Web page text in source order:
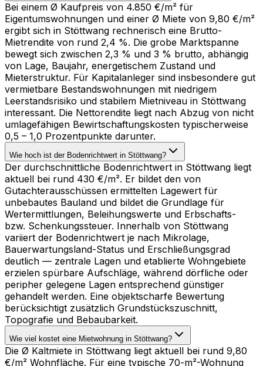
Bei einem Ø Kaufpreis von 4.850 €/m² für
Eigentumswohnungen und einer Ø Miete von 9,80 €/m²
ergibt sich in Stöttwang rechnerisch eine Brutto-
Mietrendite von rund 2,4 %. Die grobe Marktspanne
bewegt sich zwischen 2,3 % und 3 % brutto, abhängig
von Lage, Baujahr, energetischem Zustand und
Mieterstruktur. Für Kapitalanleger sind insbesondere gut
vermietbare Bestandswohnungen mit niedrigem
Leerstandsrisiko und stabilem Mietniveau in Stöttwang
interessant. Die Nettorendite liegt nach Abzug von nicht
umlagefähigen Bewirtschaftungskosten typischerweise
0,5 – 1,0 Prozentpunkte darunter.
Wie hoch ist der Bodenrichtwert in Stöttwang?
Der durchschnittliche Bodenrichtwert in Stöttwang liegt
aktuell bei rund 430 €/m². Er bildet den von
Gutachterausschüssen ermittelten Lagewert für
unbebautes Bauland und bildet die Grundlage für
Wertermittlungen, Beleihungswerte und Erbschafts-
bzw. Schenkungssteuer. Innerhalb von Stöttwang
variiert der Bodenrichtwert je nach Mikrolage,
Bauerwartungsland-Status und Erschließungsgrad
deutlich — zentrale Lagen und etablierte Wohngebiete
erzielen spürbare Aufschläge, während dörfliche oder
peripher gelegene Lagen entsprechend günstiger
gehandelt werden. Eine objektscharfe Bewertung
berücksichtigt zusätzlich Grundstückszuschnitt,
Topografie und Bebaubarkeit.
Wie viel kostet eine Mietwohnung in Stöttwang?
Die Ø Kaltmiete in Stöttwang liegt aktuell bei rund 9,80
€/m² Wohnfläche. Für eine typische 70-m²-Wohnung